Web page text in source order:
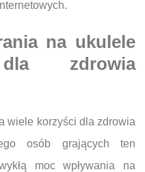
na ukulele
dla zdrowia
wiele korzyści dla zdrowia
osób grających ten
moc wpływania na